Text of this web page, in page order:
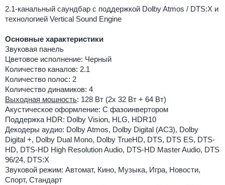
2.1-канальный саундбар с поддержкой Dolby Atmos / DTS:X и
технологией Vertical Sound Engine
Основные характеристики
Звуковая панель
Цветовое исполнение: Черный
Количество каналов: 2.1
Количество полос: 2
Количество динамиков: 4
Выходная мощность: 128 Вт (2x 32 Вт + 64 Вт)
Акустическое оформление: С фазоинвертором
Поддержка HDR: Dolby Vision, HLG, HDR10
Декодеры аудио: Dolby Atmos, Dolby Digital (AC3), Dolby
Digital +, Dolby Dual Mono, Dolby TrueHD, DTS, DTS ES, DTS-
HD, DTS-HD High Resolution Audio, DTS-HD Master Audio, DTS
96/24, DTS:X
Звуковой режим: Автомат, Кино, Музыка, Игра, Новости,
Спорт, Стандарт